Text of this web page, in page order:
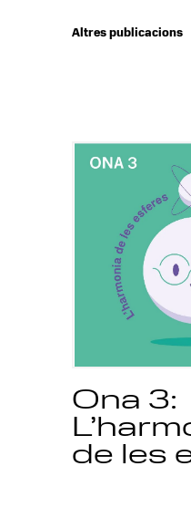
Altres publicacions
Ona 3:
de les